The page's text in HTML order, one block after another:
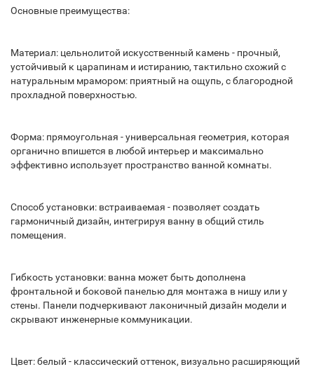
Основные преимущества:
Материал: цельнолитой искусственный камень - прочный,
устойчивый к царапинам и истиранию, тактильно схожий с
натуральным мрамором: приятный на ощупь, с благородной
прохладной поверхностью.
Форма: прямоугольная - универсальная геометрия, которая
органично впишется в любой интерьер и максимально
эффективно использует пространство ванной комнаты.
Способ установки: встраиваемая - позволяет создать
гармоничный дизайн, интегрируя ванну в общий стиль
помещения.
Гибкость установки: ванна может быть дополнена
фронтальной и боковой панелью для монтажа в нишу или у
стены. Панели подчеркивают лаконичный дизайн модели и
скрывают инженерные коммуникации.
Цвет: белый - классический оттенок, визуально расширяющий